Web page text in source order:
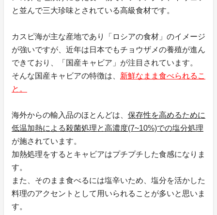
と並んで三大珍味とされている高級食材です。
カスピ海が主な産地であり「ロシアの食材」のイメージ
が強いですが、近年は日本でもチョウザメの養殖が進ん
できており、「国産キャビア」が注目されています。
そんな国産キャビアの特徴は、 新鮮なまま食べられるこ
と。
海外からの輸入品のほとんどは、 保存性を高めるために
低温加熱による殺菌処理と高濃度(7~10%)での塩分処理
が施されています。
加熱処理をするとキャビアはプチプチした食感になりま
す。
また、そのまま食べるには塩辛いため、塩分を活かした
料理のアクセントとして用いられることが多いと思いま
す。